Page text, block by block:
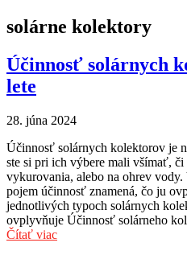
solárne kolektory
Účinnosť solárnych
lete
28. júna 2024
Účinnosť solárnych kolektorov je
ste si pri ich výbere mali všímať,
vykurovania, alebo na ohrev
pojem účinnosť znamená, čo ju
jednotlivých typoch solárnych
ovplyvňuje Účinnosť solárneho
Čítať viac